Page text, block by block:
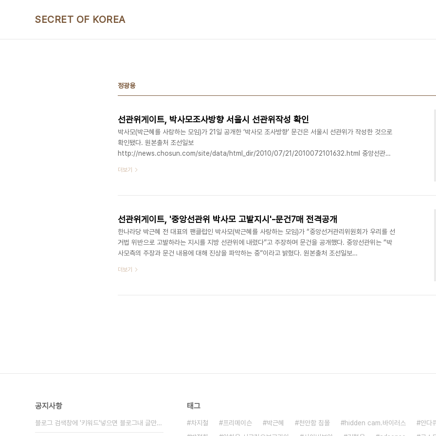
SECRET OF KOREA
정광용
선관위게이트, 박사모조사방향 서울시 선관위작성 확인
박사모(박근혜를 사랑하는 모임)가 21일 공개한 ‘박사모 조사방향’ 문건은 서울시 선관위가 작성한 것으로
확인됐다. 원본출처 조선일보
http://news.chosun.com/site/data/html_dir/2010/07/21/2010072101632.html 중앙선관위
회원 100여명이 낙선운동을 한 혐의가 있어 서울선관위가 박사모 대표와 회원들에 대한 선거법 위반 여부
당자가 철저 조사를 지시하는 의지의 표현 과정에서 다소 정제되지 않은 표현을 사용한 점은 유감"이라고
더보기
선관위게이트, '중앙선관위 박사모 고발지시'-문건7매 전격공개
한나라당 박근혜 전 대표의 팬클럽인 박사모(박근혜를 사랑하는 모임)가 “중앙선거관리위원회가 우리를 선
거법 위반으로 고발하라는 지시를 지방 선관위에 내렸다”고 주장하며 문건을 공개했다. 중앙선관위는 “박
사모측의 주장과 문건 내용에 대해 진상을 파악하는 중”이라고 밝혔다. 원본출처 조선일보
Dep1=news&Dep2=headline1&Dep3=h1_03 정광용 박사모 회장은 21일 오후 서울 여의도 국회 정
‘박사모 조사 방향(중앙 지시사항)’이라는 제목의 A4용지 7페이지 가량의 문..
더보기
공지사항
블로그 검색창에 '키워드'넣으면 블로그내 글만 검색
태그
차지철 프리메이슨 박근혜 천안함 침몰 hidden cam.바이러스
안다